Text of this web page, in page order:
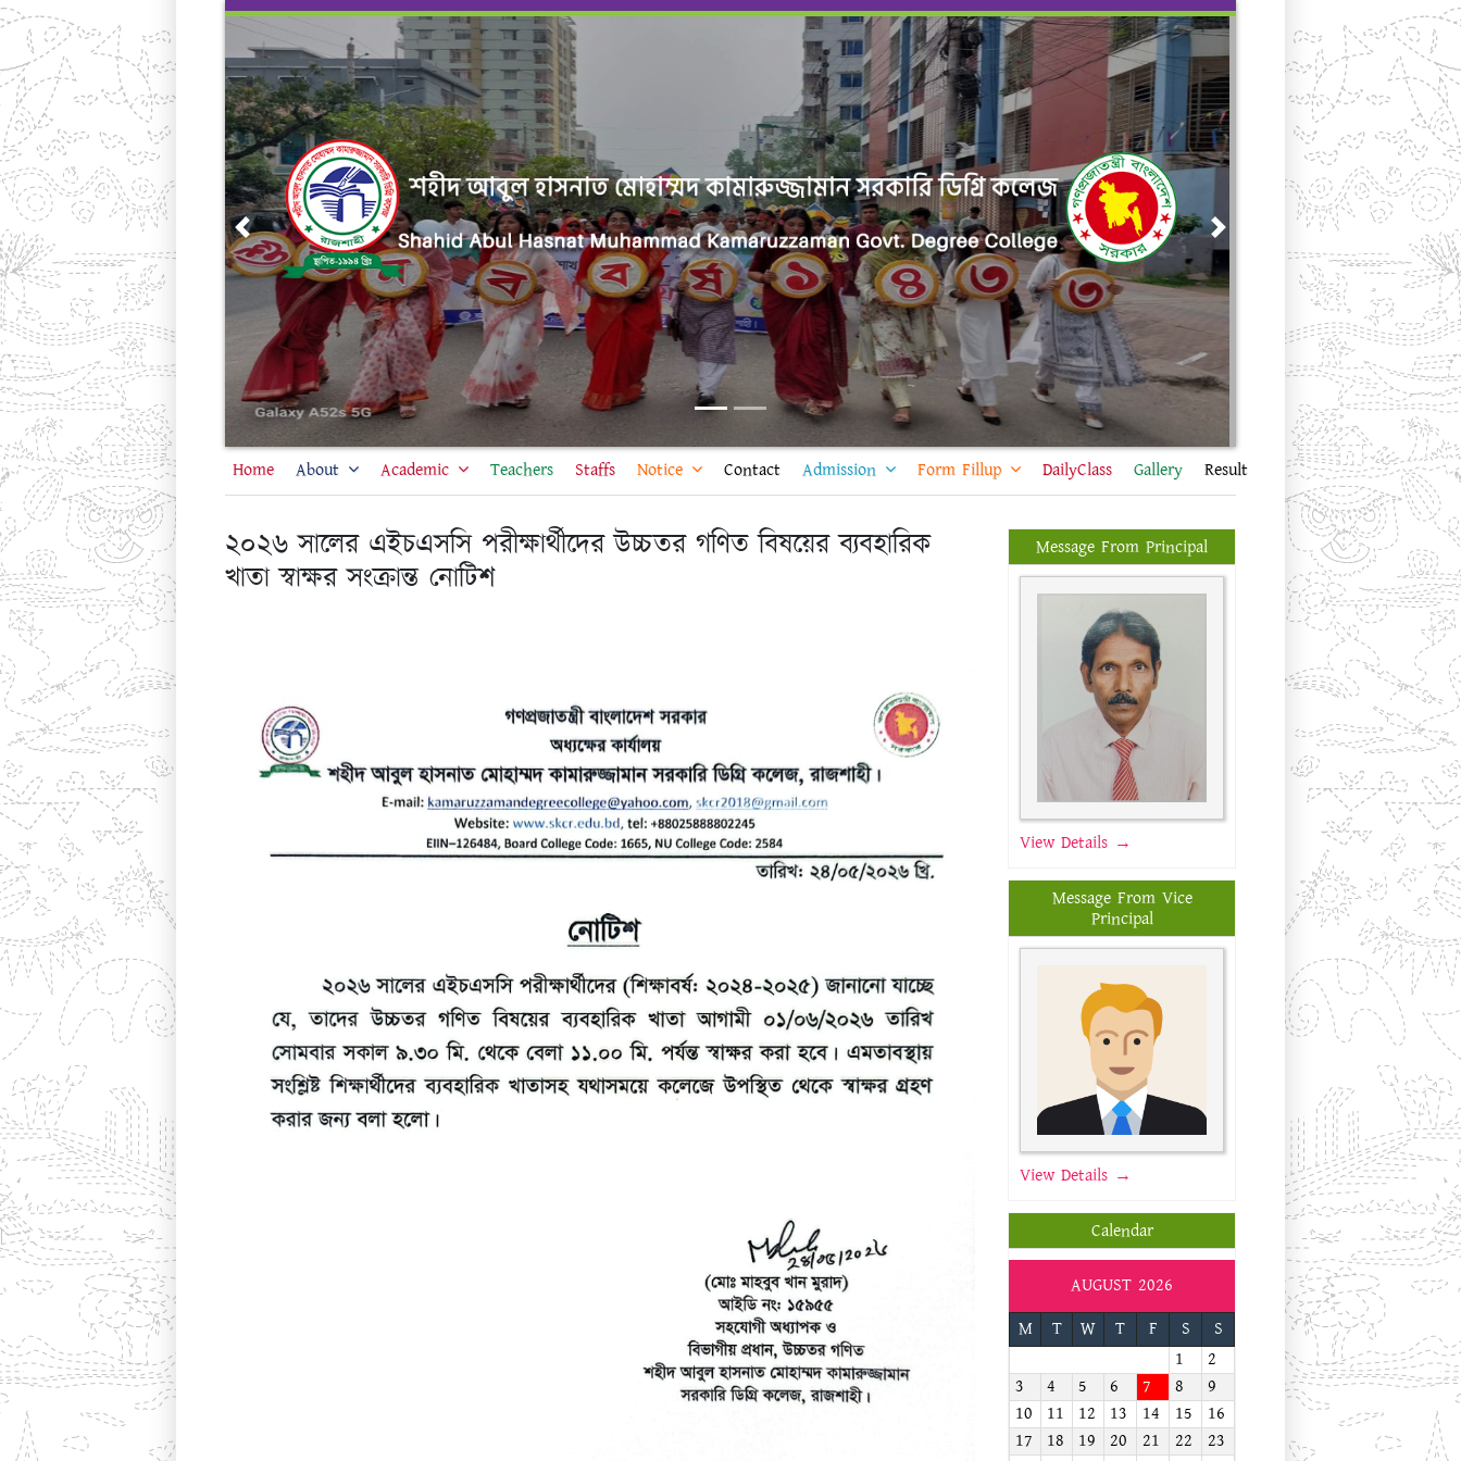
Skip
content
Previous Next
Home About Academic Teachers Staffs Notice Contact Admission Form Fillup DailyClass Gallery Result
২০২৬ সালের এইচএসসি পরীক্ষার্থীদের উচ্চতর গণিত বিষয়ের ব্যবহারিক
খাতা স্বাক্ষর সংক্রান্ত নোটিশ
Message From Principal
View Details →
Message From Vice
Principal
View Details →
Calendar
AUGUST 2026
M
T W T F S
S
1
2
3
4 5 6 7 8
9
10
11 12 13 14 15
16
17
18 19 20 21 22
23